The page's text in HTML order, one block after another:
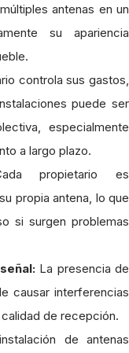
antenas en un
su apariencia
controla sus gastos,
puede ser
especialmente
a largo plazo.
propietario es
propia antena, lo que
si surgen problemas
La presencia de
causar interferencias
de recepción.
de antenas